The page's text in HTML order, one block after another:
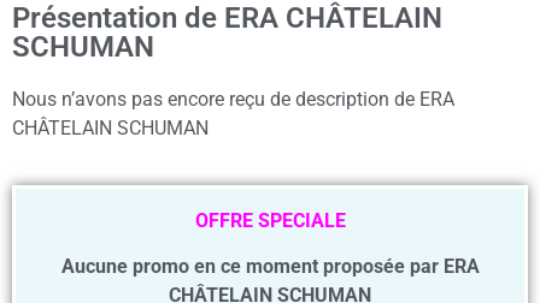
Présentation de ERA CHÂTELAIN
SCHUMAN
Nous n’avons pas encore reçu de description de ERA
CHÂTELAIN SCHUMAN
OFFRE SPECIALE
Aucune promo en ce moment proposée par ERA
CHÂTELAIN SCHUMAN